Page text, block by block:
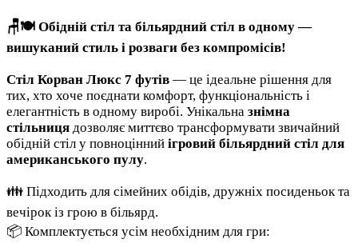
🪑🍽️ Обідній стіл та більярдний стіл в одному —
вишуканий стиль і розваги без компромісів!
Стіл Корван Люкс 7 футів — це ідеальне рішення для
тих, хто хоче поєднати комфорт, функціональність і
елегантність в одному виробі. Унікальна знімна
стільниця дозволяє миттєво трансформувати звичайний
обідній стіл у повноцінний ігровий більярдний стіл для
американського пулу.
👪 Підходить для сімейних обідів, дружніх посиденьок та
вечірок із грою в більярд.
📦 Комплектується усім необхідним для гри: